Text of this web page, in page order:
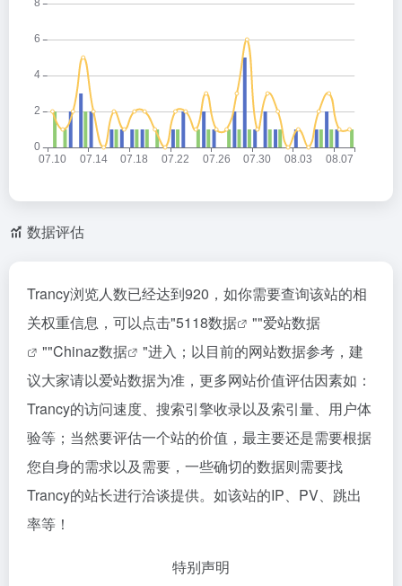
数据评估
Trancy浏览人数已经达到920，如你需要查询该站的相
关权重信息，可以点击"5118数据 ""爱站数据
""Chinaz数据
"进入；以目前的网站数据参考，建
议大家请以爱站数据为准，更多网站价值评估因素如：
Trancy的访问速度、搜索引擎收录以及索引量、用户体
验等；当然要评估一个站的价值，最主要还是需要根据
您自身的需求以及需要，一些确切的数据则需要找
Trancy的站长进行洽谈提供。如该站的IP、PV、跳出
率等！
特别声明